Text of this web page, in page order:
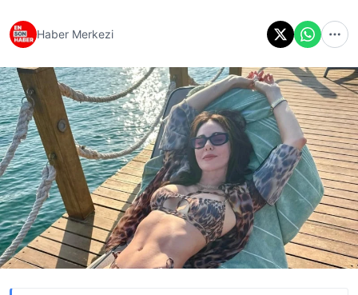
Haber Merkezi